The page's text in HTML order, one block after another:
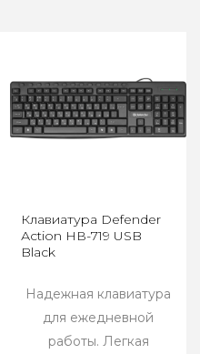
Клавиатура Defender
Асtiоn НВ-719 USB
Black
Надежная клавиатура
для ежедневной
работы. Легкая